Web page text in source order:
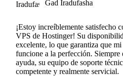
Gad Iradufasha
¡Estoy increíblemente satisfecho
VPS de Hostinger! Su
excelente, lo que garantiza que
funcione a la perfección. Siempre
ayuda, su equipo de soporte
competente y realmente servicial.